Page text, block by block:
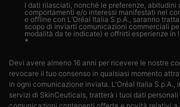
I dati rilasciati, nonché le preferenze, abitudini
comportamenti e/o interessi manifestati nel
e offline con L’Oréal Italia S.p.A., saranno
scopo di inviarti comunicazioni commerciali
modalità da te indicate) e offrirti esperienze in
*
Devi avere almeno 16 anni per ricevere le nostre
revocare il tuo consenso in qualsiasi momento
in ogni comunicazione inviata. L'Oréal Italia S.p.A.,
servizi di SkinCeuticals, tratterà i tuoi dati